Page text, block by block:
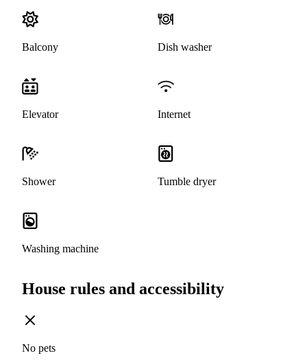
Balcony Dish washer
Elevator Internet
Shower Tumble dryer
Washing machine
House rules and accessibility
No pets